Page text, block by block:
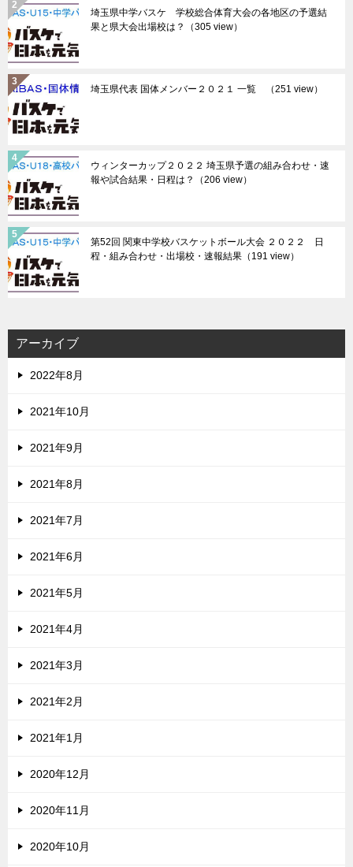
埼玉県中学バスケ 学校総合体育大会の各地区の予選結
果と県大会出場校は？
（305 view）
埼玉県代表 国体メンバー２０２１ 一覧 （251 view）
ウィンターカップ２０２２ 埼玉県予選の組み合わせ・速
報や試合結果・日程は？
（206 view）
第52回 関東中学校バスケットボール大会 ２０２２ 日
程・組み合わせ・出場校・速報結果 （191 view）
アーカイブ
2022年8月
2021年10月
2021年9月
2021年8月
2021年7月
2021年6月
2021年5月
2021年4月
2021年3月
2021年2月
2021年1月
2020年12月
2020年11月
2020年10月